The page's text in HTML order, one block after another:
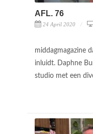
AFL. 76
24 April 2020
middagmagazine
inluidt. Daphne
studio met een